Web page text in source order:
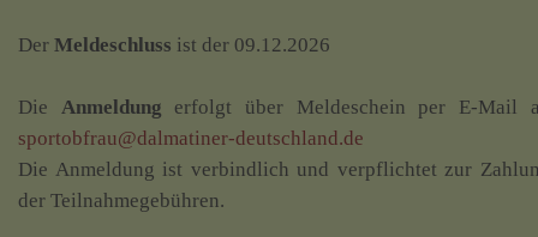
Der Meldeschluss ist der 09.12.2026
Die Anmeldung erfolgt über Meldeschein per E-Mail
sportobfrau@dalmatiner-deutschland.de
Die Anmeldung ist verbindlich und verpflichtet zur
der Teilnahmegebühren.